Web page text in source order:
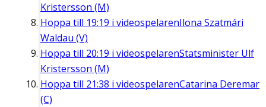
Kristersson (M)
Hoppa till 19:19 i videospelarenIlona Szatmári
Waldau (V)
Hoppa till 20:19 i videospelarenStatsminister Ulf
Kristersson (M)
Hoppa till 21:38 i videospelarenCatarina Deremar
(C)